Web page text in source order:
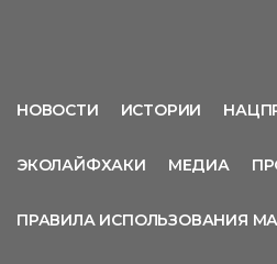
НОВОСТИ ИСТОРИИ
ЭКОЛАЙФХАКИ МЕДИА
ПРАВИЛА ИСПОЛЬЗОВАНИЯ